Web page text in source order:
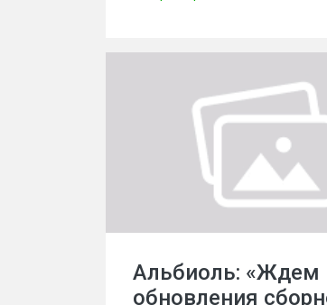
Альбиоль: «Ждем
обновления